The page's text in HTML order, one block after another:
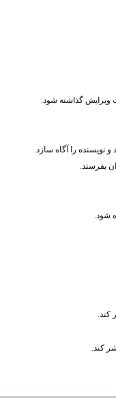
ویرایش گذاشته شود.
و نویسنده را آگاه سازد.
بفرستد.
شود.
کند.
کند.